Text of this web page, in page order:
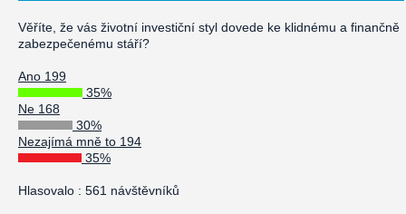
Věříte, že vás životní investiční styl dovede ke klidnému a finančně
zabezpečenému stáří?
Ano 199
35%
Ne 168
30%
Nezajímá mně to 194
35%
Hlasovalo : 561 návštěvníků